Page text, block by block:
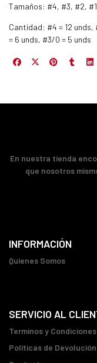
JUGAR
Tamaños: #4, #3, #2,
Cantidad: #4 = 12 unds,
= 6 unds, #3/0 = 5 unds
En nuestra tienda
que nosotros
INFORMACIÓN
Quienes Somos
SERVICIO AL
Terminos y Condiciones
Políticas de Devolución